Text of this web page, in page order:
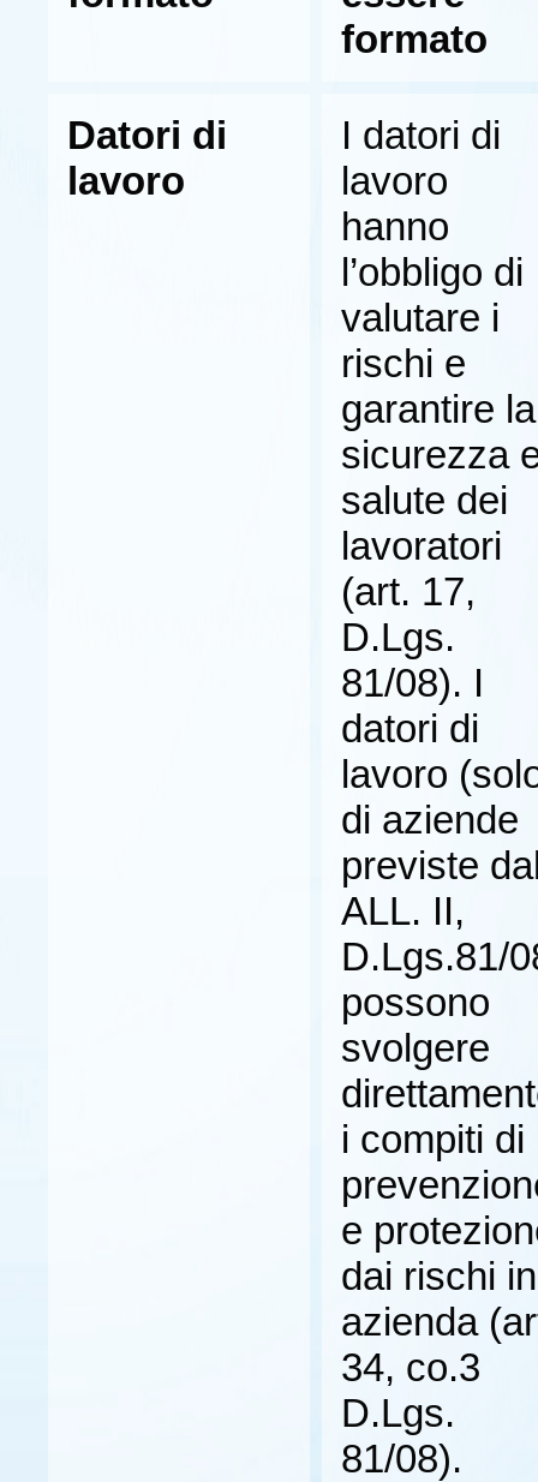
formato
Datori di
lavoro
I datori di
lavoro
hanno
l’obbligo di
valutare i
rischi e
garantire la
sicurezza
salute dei
lavoratori
(art. 17,
D.Lgs.
81/08). I
datori di
lavoro
di aziende
previste
ALL. II,
D.Lgs.81/
possono
svolgere
i compiti di
e
dai rischi in
azienda
34, co.3
D.Lgs.
81/08).